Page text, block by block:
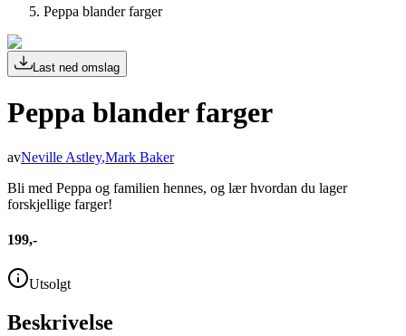
Peppa blander farger
Last ned omslag
Peppa blander farger
avNeville Astley,Mark Baker
Bli med Peppa og familien hennes, og lær hvordan du lager
forskjellige farger!
199,-
Utsolgt
Beskrivelse